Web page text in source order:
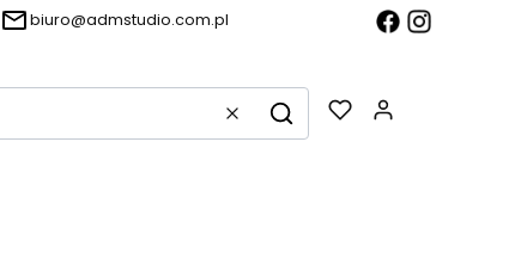
biuro@admstudio.com.pl
WyczyśćSzukaj